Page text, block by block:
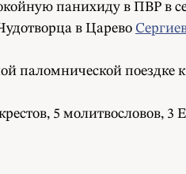
панихиду в ПВР в
в Царево
паломнической
5 молитвословов, 3